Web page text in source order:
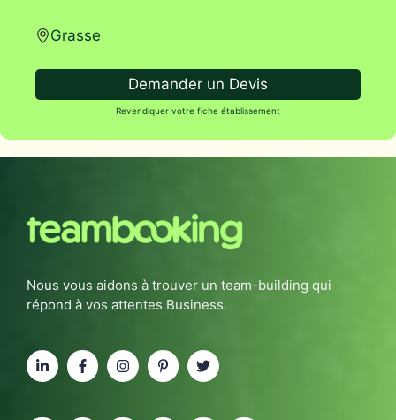
Grasse
Demander un Devis
Revendiquer votre fiche établissement
Nous vous aidons à trouver un team-building qui
répond à vos attentes Business.